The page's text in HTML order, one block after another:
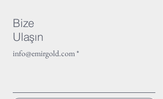
Bize
Ulaşın
info@emirgold.com